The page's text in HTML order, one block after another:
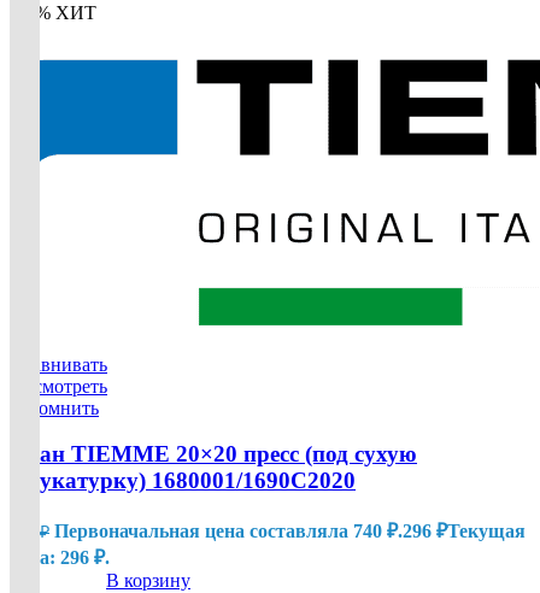
-60% ХИТ
Сравнивать
Посмотреть
Запомнить
Кран TIEMME 20×20 пресс (под сухую
штукатурку) 1680001/1690C2020
₽ Первоначальная цена составляла 740 ₽.296 ₽Текущая
цена: 296 ₽.
В корзину